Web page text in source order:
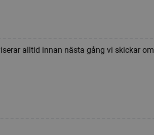
alltid innan nästa gång vi skickar om